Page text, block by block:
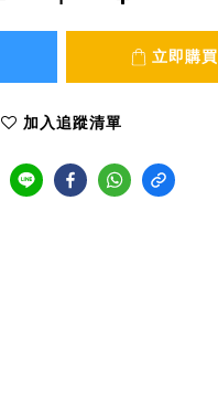
立即購買
加入追蹤清單